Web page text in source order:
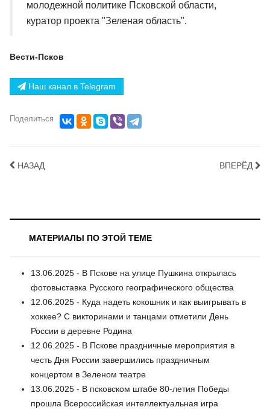
молодежной политике Псковской области,
куратор проекта "Зеленая область".
Вести-Псков
Наш канал в Telegram
Поделиться
НАЗАД ВПЕРЁД
МАТЕРИАЛЫ ПО ЭТОЙ ТЕМЕ
13.06.2025 - В Пскове на улице Пушкина открылась
фотовыставка Русского географического общества
12.06.2025 - Куда надеть кокошник и как выигрывать в
хоккее? С викторинами и танцами отметили День
России в деревне Родина
12.06.2025 - В Пскове праздничные мероприятия в
честь Дня России завершились праздничным
концертом в Зеленом театре
13.06.2025 - В псковском штабе 80-летия Победы
прошла Всероссийская интеллектуальная игра